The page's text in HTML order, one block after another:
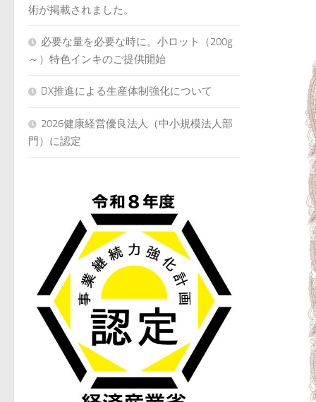
術が掲載されました。
必要な量を必要な時に。小ロット（200g
～）特色インキのご提供開始
DX推進による生産体制強化について
2026健康経営優良法人（中小規模法人部
門）に認定